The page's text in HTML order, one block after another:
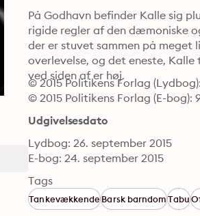
På Godhavn befinder Kalle sig
rigide regler af den dæmoniske
der er stuvet sammen på meget
overlevelse, og det eneste,
ved siden af er høj.
© 2015 Politikens Forlag
© 2015 Politikens Forlag (E-bog):
Udgivelsesdato
Lydbog: 26. september 2015
E-bog: 24. september 2015
Tags
TankevækkendeBarsk barndomTabu